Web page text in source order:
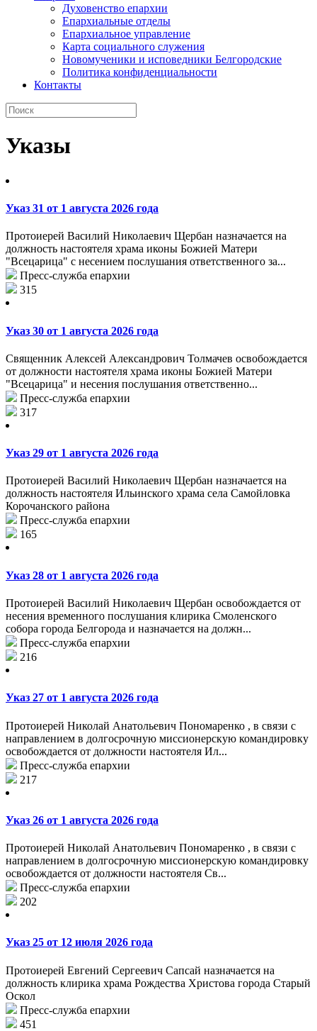
Духовенство епархии
Епархиальные отделы
Епархиальное управление
Карта социального служения
Новомученики и исповедники Белгородские
Политика конфиденциальности
Контакты
Указы
Указ 31 от 1 августа 2026 года
Протоиерей Василий Николаевич Щербан назначается на
должность настоятеля храма иконы Божией Матери
"Всецарица" с несением послушания ответственного за...
Пресс-служба епархии
315
Указ 30 от 1 августа 2026 года
Священник Алексей Александрович Толмачев освобождается
от должности настоятеля храма иконы Божией Матери
"Всецарица" и несения послушания ответственно...
Пресс-служба епархии
317
Указ 29 от 1 августа 2026 года
Протоиерей Василий Николаевич Щербан назначается на
должность настоятеля Ильинского храма села Самойловка
Корочанского района
Пресс-служба епархии
165
Указ 28 от 1 августа 2026 года
Протоиерей Василий Николаевич Щербан освобождается от
несения временного послушания клирика Смоленского
собора города Белгорода и назначается на должн...
Пресс-служба епархии
216
Указ 27 от 1 августа 2026 года
Протоиерей Николай Анатольевич Пономаренко , в связи с
направлением в долгосрочную миссионерскую командировку
освобождается от должности настоятеля Ил...
Пресс-служба епархии
217
Указ 26 от 1 августа 2026 года
Протоиерей Николай Анатольевич Пономаренко , в связи с
направлением в долгосрочную миссионерскую командировку
освобождается от должности настоятеля Св...
Пресс-служба епархии
202
Указ 25 от 12 июля 2026 года
Протоиерей Евгений Сергеевич Сапсай назначается на
должность клирика храма Рождества Христова города Старый
Оскол
Пресс-служба епархии
451